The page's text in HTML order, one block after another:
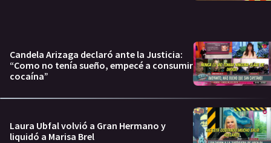
Candela Arizaga declaró ante la Justicia:
“Como no tenía sueño, empecé a consumir
cocaína”
Laura Ubfal volvió a Gran Hermano y
liquidó a Marisa Brel